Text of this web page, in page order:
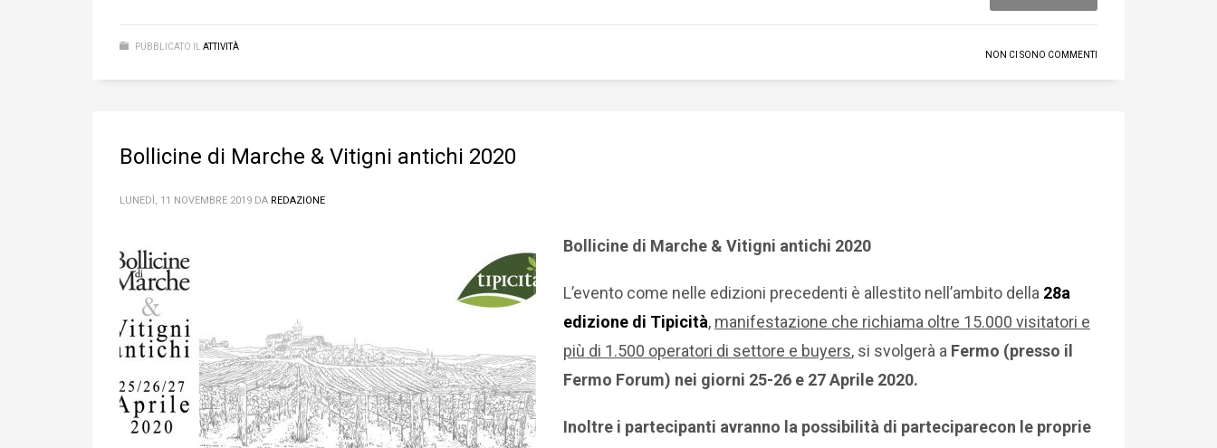
PUBBLICATO IL
ATTIVITÀ
NON CI SONO COMMENTI
Bollicine di Marche & Vitigni antichi 2020
LUNEDÌ, 11 NOVEMBRE 2019 DA REDAZIONE
Bollicine di Marche & Vitigni antichi 2020
L’evento come nelle edizioni precedenti è allestito nell’ambito della 28a
edizione di Tipicità, manifestazione che richiama oltre 15.000 visitatori e
più di 1.500 operatori di settore e buyers, si svolgerà a Fermo (presso il
Fermo Forum) nei giorni 25-26 e 27 Aprile 2020.
Inoltre i partecipanti avranno la possibilità di parteciparecon le proprie